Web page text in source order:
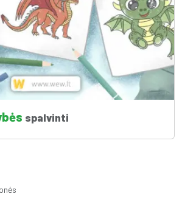
spalvinti